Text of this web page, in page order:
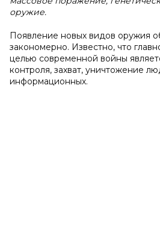
оружие.
Появление новых видов оружия
закономерно. Известно, что
целью современной войны
контроля, захват, уничтожение
информационных.